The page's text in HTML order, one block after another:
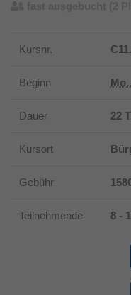
Kursnr.
Beginn Mo.
Dauer 22
Kursort
Gebühr
Teilnehmende 8 -